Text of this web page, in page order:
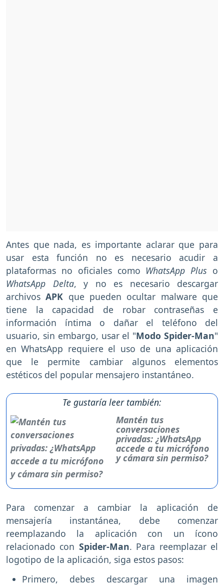
Antes que nada, es importante aclarar que para
usar esta función no es necesario acudir a
plataformas no oficiales como WhatsApp Plus o
WhatsApp Delta, y no es necesario descargar
archivosAPK que pueden ocultar malware que
tiene la capacidad de robar contraseñas e
información íntima o dañar el teléfono del
usuario, sin embargo, usar el "Modo Spider-Man"
en WhatsApp requiere el uso de una aplicación
que le permite cambiar algunos elementos
estéticos del popular mensajero instantáneo.
Te gustaría leer también:
Mantén tus
conversaciones
privadas: ¿WhatsApp
accede a tu micrófono
y cámara sin permiso?
Para comenzar a cambiar la aplicación de
mensajería instantánea, debe comenzar
reemplazando la aplicación con un ícono
relacionado con Spider-Man. Para reemplazar el
logotipo de la aplicación, siga estos pasos:
Primero, debes descargar una imagen